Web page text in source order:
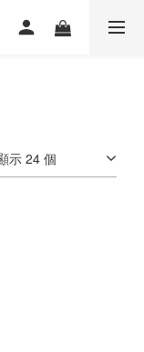
示 24 個